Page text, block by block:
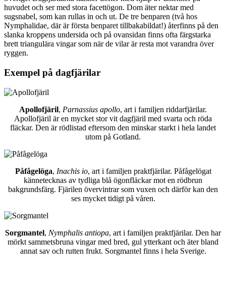
huvudet och ser med stora facettögon. Dom äter nektar med
sugsnabel, som kan rullas in och ut. De tre benparen (två hos
Nymphalidae, där är första benparet tillbakabildat!) återfinns på den
slanka kroppens undersida och på ovansidan finns ofta färgstarka
brett triangulära vingar som när de vilar är resta mot varandra över
ryggen.
Exempel på dagfjärilar
Apollofjäril, Parnassius apollo, art i familjen riddarfjärilar.
Apollofjäril är en mycket stor vit dagfjäril med svarta och röda
fläckar. Den är rödlistad eftersom den minskar starkt i hela landet
utom på Gotland.
Påfågelöga, Inachis io, art i familjen praktfjärilar. Påfågelögat
kännetecknas av tydliga blå ögonfläckar mot en rödbrun
bakgrundsfärg. Fjärilen övervintrar som vuxen och därför kan den
ses mycket tidigt på våren.
Sorgmantel, Nymphalis antiopa, art i familjen praktfjärilar. Den har
mörkt sammetsbruna vingar med bred, gul ytterkant och äter bland
annat sav och rutten frukt. Sorgmantel finns i hela Sverige.